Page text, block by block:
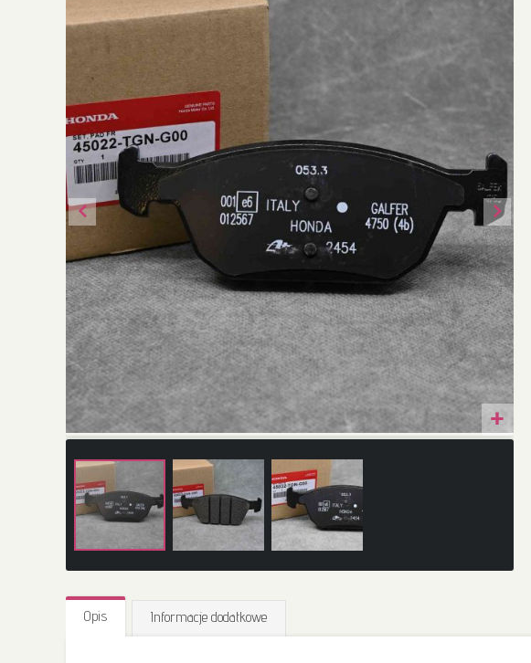
na
na
początek
Opis Informacje dodatkowe